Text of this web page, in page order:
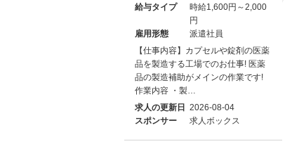
給与タイプ
時給1,600円～2,000
円
雇用形態
派遣社員
【仕事内容】カプセルや錠剤の医薬
品を製造する工場でのお仕事! 医薬
品の製造補助がメインの作業です!
作業内容 ・製…
求人の更新日
2026-08-04
スポンサー
求人ボックス